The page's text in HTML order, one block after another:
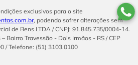
exclusivos para o site
, podendo sofrer alterações sem
de Bens LTDA / CNPJ: 91.845.735/0004-14.
Bairro Travessão - Dois Irmãos - RS / CEP
/ Telefone: (51) 3103.0100